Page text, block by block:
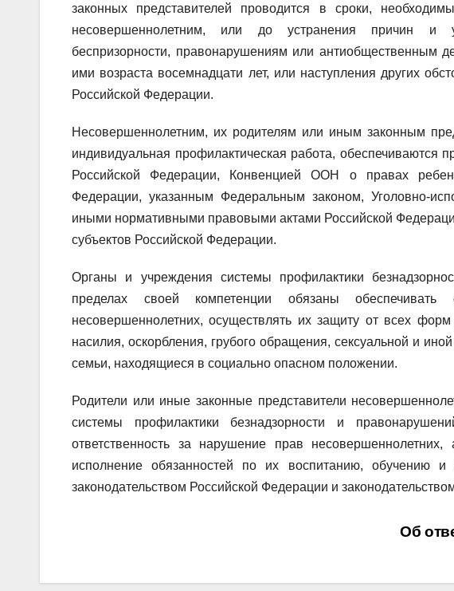
законных представителей проводится в сроки,
несовершеннолетним, или до устранения причин и
беспризорности, правонарушениям или антиобщественным
ими возраста восемнадцати лет, или наступления других
Российской Федерации.
Несовершеннолетним, их родителям или иным законным
индивидуальная профилактическая работа, обеспечиваются
Российской Федерации, Конвенцией ООН о правах
Федерации, указанным Федеральным законом, Уголовно-
иными нормативными правовыми актами Российской
субъектов Российской Федерации.
Органы и учреждения системы профилактики
пределах своей компетенции обязаны
несовершеннолетних, осуществлять их защиту от всех
насилия, оскорбления, грубого обращения, сексуальной и
семьи, находящиеся в социально опасном положении.
Родители или иные законные представители
системы профилактики безнадзорности и
ответственность за нарушение прав
исполнение обязанностей по их воспитанию, обучению
законодательством Российской Федерации и
Об